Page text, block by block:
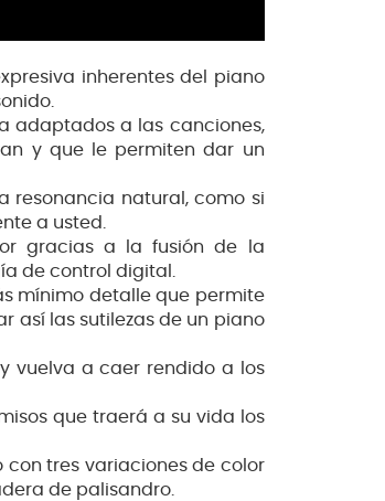
inherentes del piano
adaptados a las canciones,
y que le permiten dar un
resonancia natural, como si
a usted.
gracias a la fusión de la
de control digital.
mínimo detalle que permite
así las sutilezas de un piano
vuelva a caer rendido a los
que traerá a su vida los
con tres variaciones de color
de palisandro.